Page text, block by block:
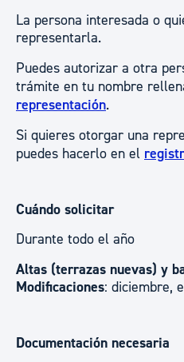
La persona interesada o
representarla.
Puedes autorizar a otra
trámite en tu nombre
representación.
Si quieres otorgar una
puedes hacerlo en el
Cuándo solicitar
Durante todo el año
Altas (terrazas nuevas) y
Modificaciones: diciembre,
Documentación necesaria